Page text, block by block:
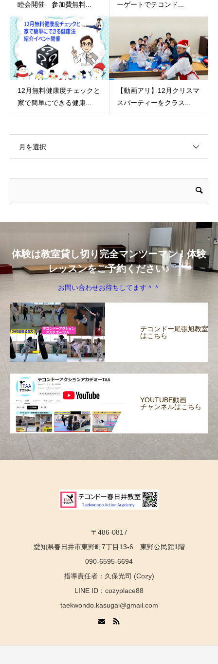
睦会開催 参加費無料...
ーゲートでテコンド...
12月無料健康度チェックと
家で簡単にできる健康...
【動画アリ】12月クリスマ
スパーティーをクラス...
月を選択
体験は教室貸し切り完全マンツーマン！体験
レッスンをご予約ください♪
お問い合わせお待ちしてます＾＾
テコンドー尾張旭教室
はこちら
YOUTUBE動画
チャンネルはこちら
〒486-0817
愛知県春日井市東野町7丁目13-6 東野公民館1階
090-6595-6694
指導責任者：久保光司 (Cozy)
LINE ID：cozyplace88
taekwondo.kasugai@gmail.com